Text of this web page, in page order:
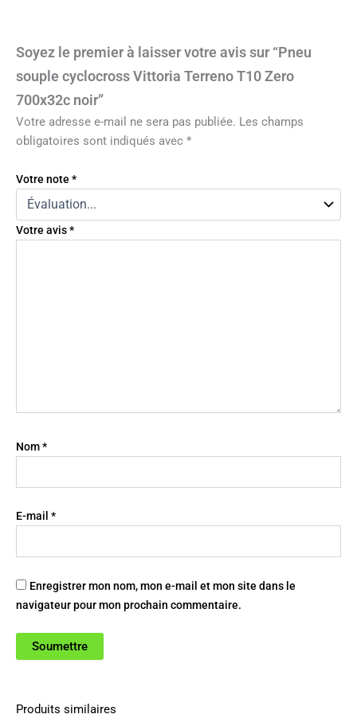
Soyez le premier à laisser votre avis sur “Pneu
souple cyclocross Vittoria Terreno T10 Zero
700x32c noir”
Votre adresse e-mail ne sera pas publiée. Les champs
obligatoires sont indiqués avec *
Votre note *
Votre avis*
Nom*
E-mail *
Enregistrer mon nom, mon e-mail et mon site dans le
navigateur pour mon prochain commentaire.
Produits similaires